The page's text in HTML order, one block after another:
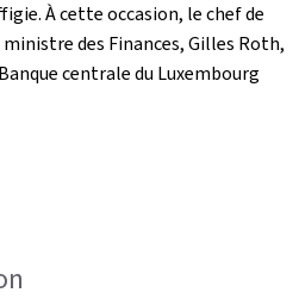
À cette occasion, le chef de
des Finances, Gilles Roth,
centrale du Luxembourg